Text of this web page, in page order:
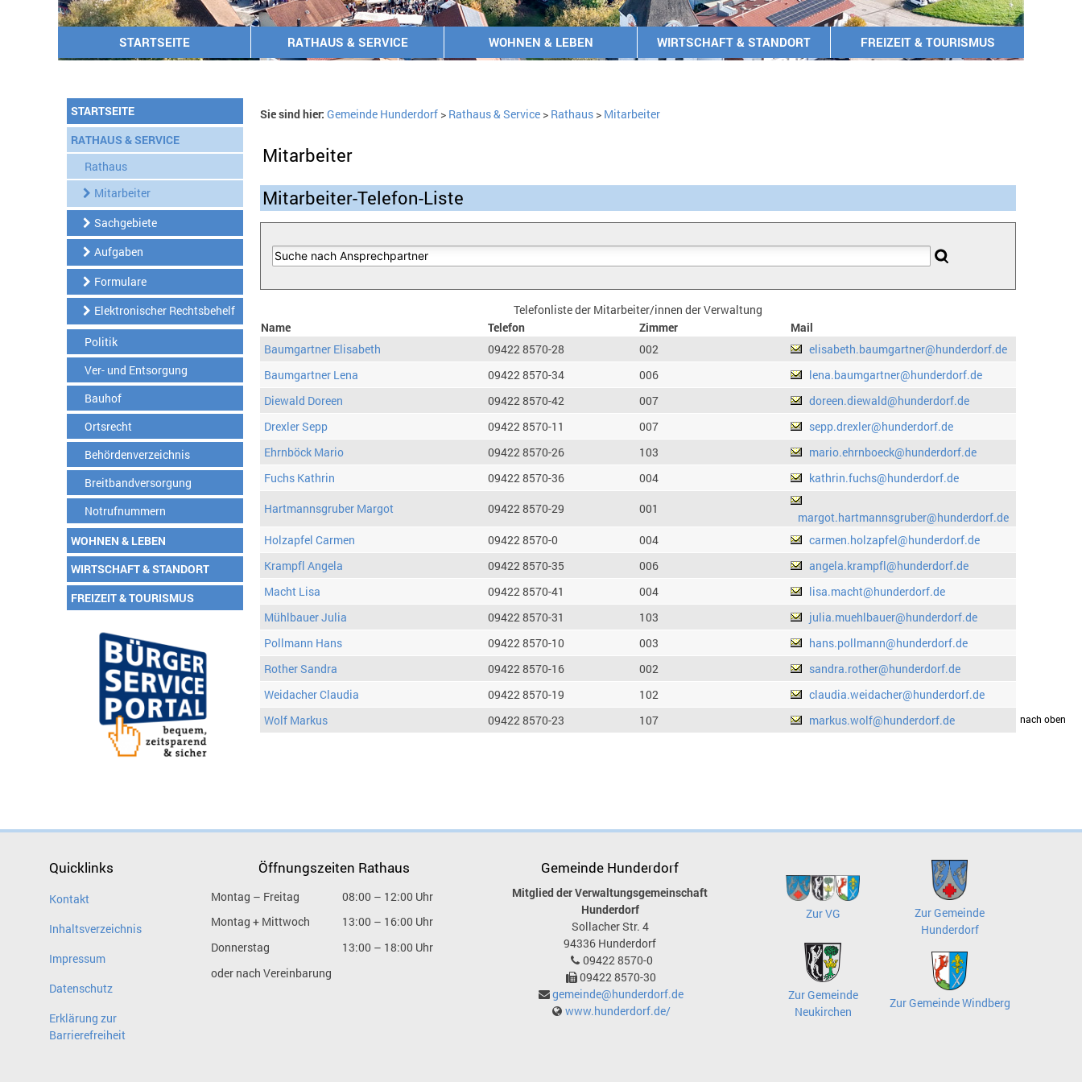
STARTSEITE RATHAUS & SERVICE WOHNEN & LEBEN WIRTSCHAFT & STANDORT FREIZEIT & TOURISMUS
STARTSEITE
RATHAUS & SERVICE
Rathaus
Mitarbeiter
Sachgebiete
Aufgaben
Formulare
Elektronischer Rechtsbehelf
Politik
Ver- und Entsorgung
Bauhof
Ortsrecht
Behördenverzeichnis
Breitbandversorgung
Notrufnummern
WOHNEN & LEBEN
WIRTSCHAFT & STANDORT
FREIZEIT & TOURISMUS
Sie sind hier: Gemeinde Hunderdorf> Rathaus & Service> Rathaus> Mitarbeiter
Mitarbeiter
Mitarbeiter-Telefon-Liste
Telefonliste der Mitarbeiter/innen der Verwaltung
Name
Telefon Zimmer
Mail
Baumgartner Elisabeth
09422 8570-28 002
elisabeth.baumgartner@hunderdorf.de
Baumgartner Lena
09422 8570-34 006
lena.baumgartner@hunderdorf.de
Diewald Doreen
09422 8570-42 007
doreen.diewald@hunderdorf.de
Drexler Sepp
09422 8570-11 007
sepp.drexler@hunderdorf.de
Ehrnböck Mario
09422 8570-26 103
mario.ehrnboeck@hunderdorf.de
Fuchs Kathrin
09422 8570-36 004
kathrin.fuchs@hunderdorf.de
Hartmannsgruber Margot
09422 8570-29 001
margot.hartmannsgruber@hunderdorf.de
Holzapfel Carmen
09422 8570-0 004
carmen.holzapfel@hunderdorf.de
Krampfl Angela
09422 8570-35 006
angela.krampfl@hunderdorf.de
Macht Lisa
09422 8570-41 004
lisa.macht@hunderdorf.de
Mühlbauer Julia
09422 8570-31 103
julia.muehlbauer@hunderdorf.de
Pollmann Hans
09422 8570-10 003
hans.pollmann@hunderdorf.de
Rother Sandra
09422 8570-16 002
sandra.rother@hunderdorf.de
Weidacher Claudia
09422 8570-19 102
claudia.weidacher@hunderdorf.de
Wolf Markus
09422 8570-23 107 markus.wolf@hunderdorf.dedrucken nach oben
Quicklinks
Kontakt
Inhaltsverzeichnis
Impressum
Datenschutz
Erklärung zur
Barrierefreiheit
Öffnungszeiten Rathaus
Montag – Freitag
08:00 – 12:00 Uhr
Montag + Mittwoch
13:00 – 16:00 Uhr
Donnerstag
13:00 – 18:00 Uhr
oder nach Vereinbarung
Gemeinde Hunderdorf
Mitglied der Verwaltungsgemeinschaft
Hunderdorf
Sollacher Str. 4
94336 Hunderdorf
09422 8570-0
09422 8570-30
gemeinde@hunderdorf.de
www.hunderdorf.de/
Zur VG
Zur Gemeinde
Hunderdorf
Zur Gemeinde
Neukirchen
Zur Gemeinde Windberg